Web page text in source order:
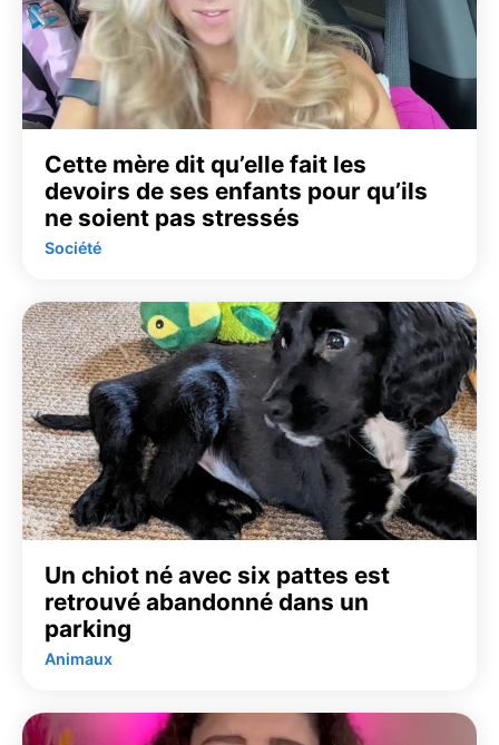
Cette mère dit qu’elle fait les
devoirs de ses enfants pour qu’ils
ne soient pas stressés
Société
Un chiot né avec six pattes est
retrouvé abandonné dans un
parking
Animaux